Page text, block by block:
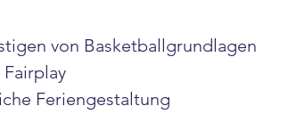
von Basketballgrundlagen
Feriengestaltung